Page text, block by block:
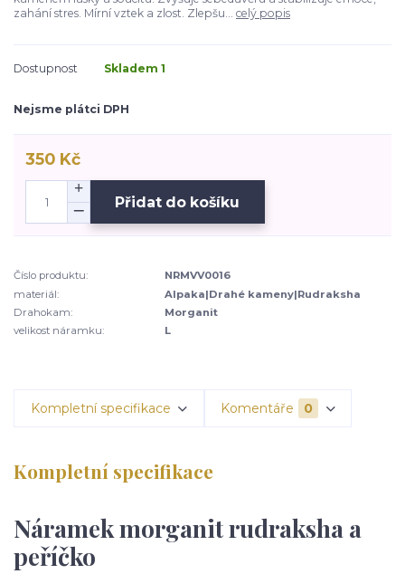
zahání stres. Mírní vztek a zlost. Zlepšu... celý popis
Dostupnost Skladem 1
Nejsme plátci DPH
350 Kč
Přidat do košíku
Číslo produktu:
NRMVV0016
materiál:
Alpaka|Drahé kameny|Rudraksha
Drahokam:
Morganit
velikost náramku:
L
Kompletní specifikace Komentáře 0
Kompletní specifikace
Náramek morganit rudraksha a
peříčko